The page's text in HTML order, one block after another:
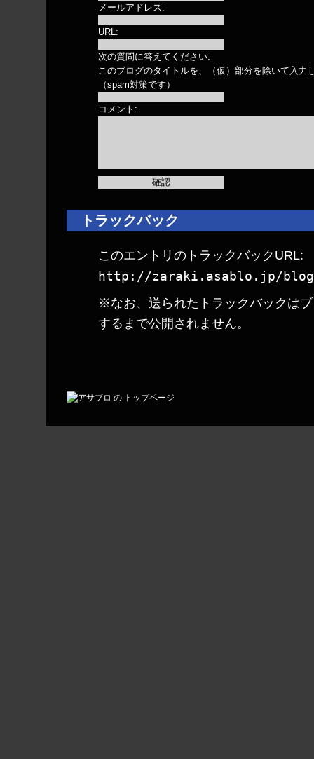
メールアドレス:
URL:
次の質問に答えてください:
このブログのタイトルを、（仮）部分を除いて入力
（spam対策です）
コメント:
トラックバック
このエントリのトラックバックURL:
http://zaraki.asablo.jp/blog/
※なお、送られたトラックバックは
するまで公開されません。